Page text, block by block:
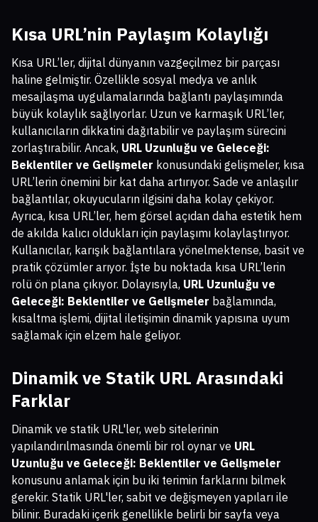
Kısa URL’nin Paylaşım Kolaylığı
Kısa URL’ler, dijital dünyanın vazgeçilmez bir parçası
haline gelmiştir. Özellikle sosyal medya ve anlık
mesajlaşma uygulamalarında bağlantı paylaşımında
büyük kolaylık sağlıyorlar. Uzun ve karmaşık URL’ler,
kullanıcıların dikkatini dağıtabilir ve paylaşım sürecini
zorlaştırabilir. Ancak, URL Uzunluğu ve Geleceği:
Beklentiler ve Gelişmeler konusundaki gelişmeler, kısa
URL’lerin önemini bir kat daha artırıyor. Sade ve anlaşılır
bağlantılar, okuyucuların ilgisini daha kolay çekiyor.
Ayrıca, kısa URL’ler, hem görsel açıdan daha estetik hem
de akılda kalıcı oldukları için paylaşımı kolaylaştırıyor.
Kullanıcılar, karışık bağlantılara yönelmektense, basit ve
pratik çözümler arıyor. İşte bu noktada kısa URL’lerin
rolü ön plana çıkıyor. Dolayısıyla, URL Uzunluğu ve
Geleceği: Beklentiler ve Gelişmeler bağlamında,
kısaltma işlemi, dijital iletişimin dinamik yapısına uyum
sağlamak için elzem hale geliyor.
Dinamik ve Statik URL Arasındaki
Farklar
Dinamik ve statik URL'ler, web sitelerinin
yapılandırılmasında önemli bir rol oynar ve URL
Uzunluğu ve Geleceği: Beklentiler ve Gelişmeler
konusunu anlamak için bu iki terimin farklarını bilmek
gerekir. Statik URL'ler, sabit ve değişmeyen yapıları ile
bilinir. Buradaki içerik genellikle belirli bir sayfa veya